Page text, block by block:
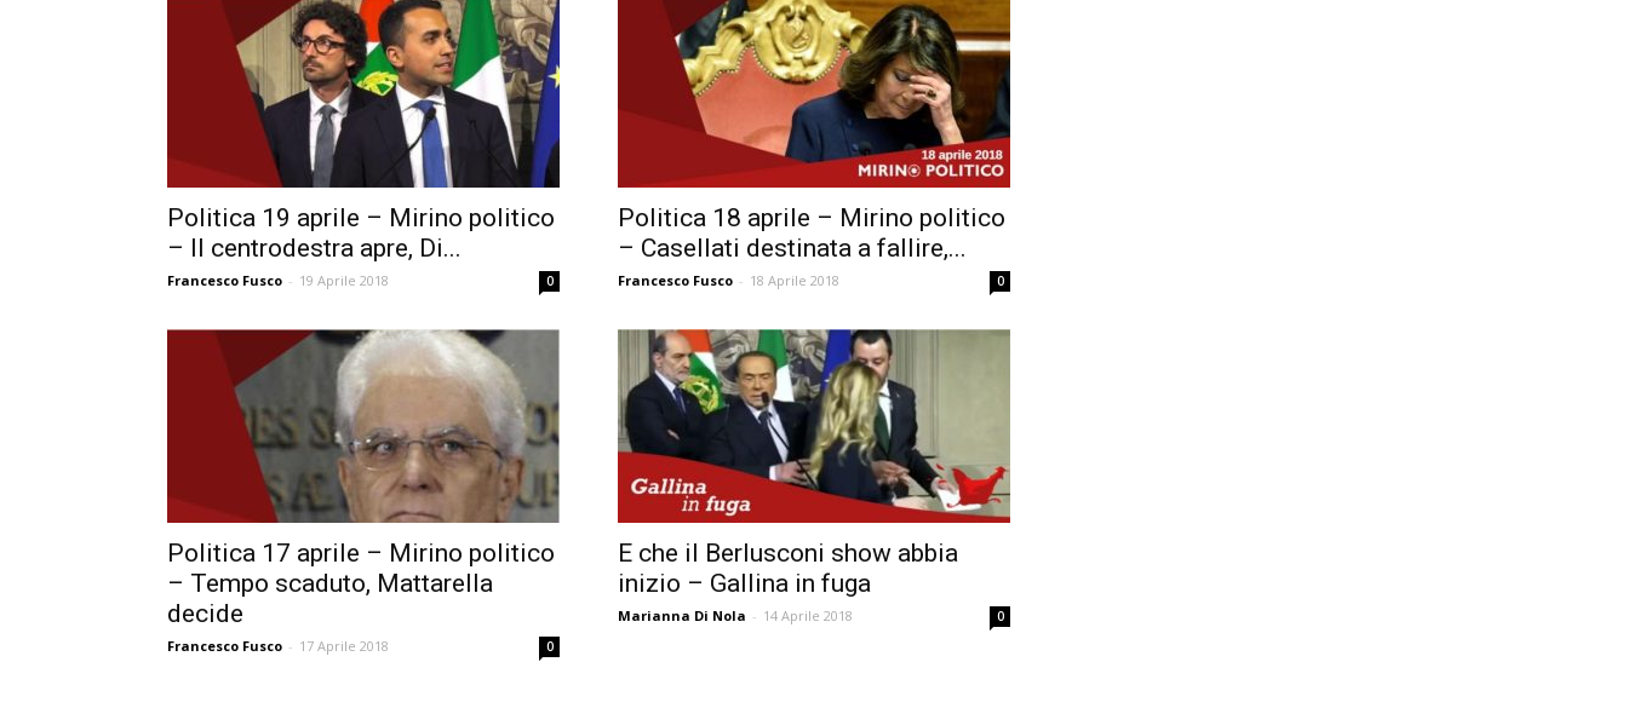
Politica 19 aprile – Mirino politico
– Il centrodestra apre, Di...
Francesco Fusco - 19 Aprile 2018 0
Politica 18 aprile – Mirino politico
– Casellati destinata a fallire,...
Francesco Fusco - 18 Aprile 2018 0
Politica 17 aprile – Mirino politico
– Tempo scaduto, Mattarella
decide
Francesco Fusco - 17 Aprile 2018 0
E che il Berlusconi show abbia
inizio – Gallina in fuga
Marianna Di Nola - 14 Aprile 2018 0